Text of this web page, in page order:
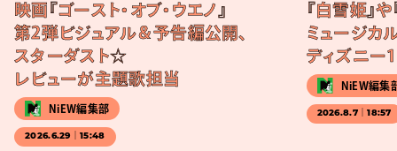
映画『ゴースト・オブ・ウエノ』
第2弾ビジュアル＆予告編公開、
スターダスト☆
レビューが主題歌担当
NiEW編集部
2026.6.29｜15:48
『白雪姫』
ミュージカル
ディズニー
NiEW編集
2026.8.7｜18:57